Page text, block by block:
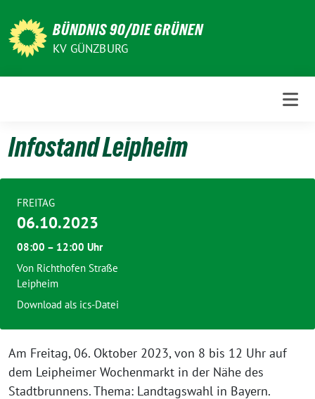
zum
Inhalt
BÜNDNIS 90/DIE GRÜNEN
KV GÜNZBURG
Infostand Leipheim
Am Freitag, 06. Oktober 2023, von 8 bis 12 Uhr auf
dem Leipheimer Wochenmarkt in der Nähe des
Stadtbrunnens. Thema: Landtagswahl in Bayern.
FREITAG
06.10.2023
08:00 – 12:00 Uhr
Von Richthofen Straße
Leipheim
Download als ics-Datei